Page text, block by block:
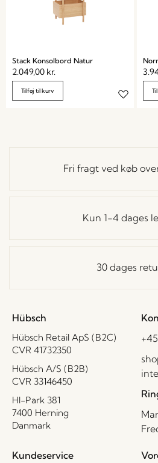
Stack Konsolbord Natur
2.049,00 kr.
Tilføj til kurv
Fri fragt ved køb
Kun 1-4 dages
30 dages
Hübsch
Hübsch Retail ApS (B2C)
CVR 41732350
Hübsch A/S (B2B)
CVR 33146450
HI-Park 381
7400 Herning
Danmark
Kundeservice